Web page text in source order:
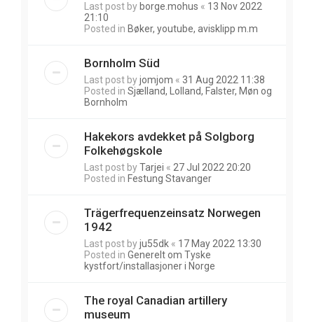
Last post by borge.mohus « 13 Nov 2022
21:10
Posted in Bøker, youtube, avisklipp m.m
Bornholm Süd
Last post byjomjom « 31 Aug 2022 11:38
Posted in Sjælland, Lolland, Falster, Møn og
Bornholm
Hakekors avdekket på Solgborg
Folkehøgskole
Last post byTarjei « 27 Jul 2022 20:20
Posted in Festung Stavanger
Trägerfrequenzeinsatz Norwegen
1942
Last post byju55dk « 17 May 2022 13:30
Posted in Generelt om Tyske
kystfort/installasjoner i Norge
The royal Canadian artillery
museum